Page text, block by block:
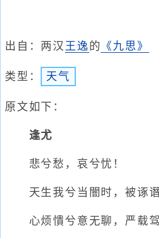
出自：两汉 王逸 的 《九思》
类型： 天气
原文如下：
逢尤
悲兮愁，哀兮忧！
天生我兮当闇时，被诼谮
心烦憒兮意无聊，严载驾